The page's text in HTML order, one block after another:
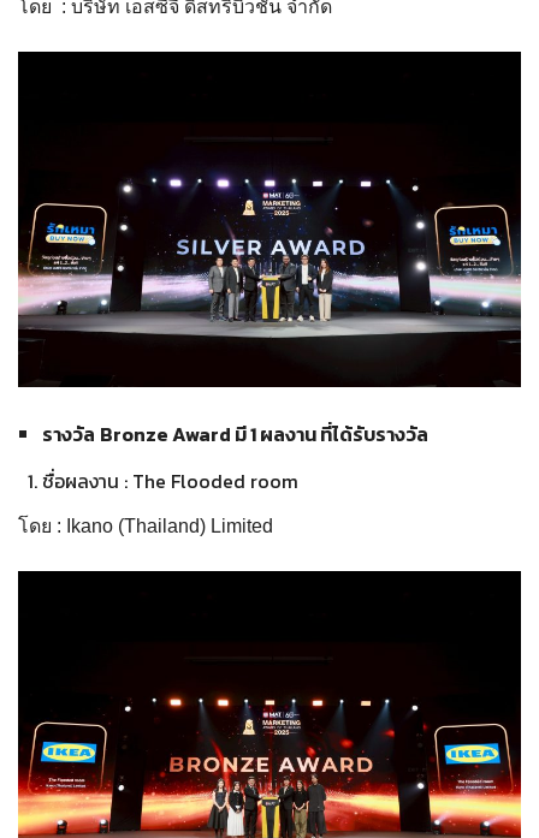
โดย : บริษัท เอสซีจี ดิสทริบิวชั่น จำกัด
รางวัล Bronze Award มี 1 ผลงาน ที่ได้รับรางวัล
ชื่อผลงาน : The Flooded room
โดย : Ikano (Thailand) Limited